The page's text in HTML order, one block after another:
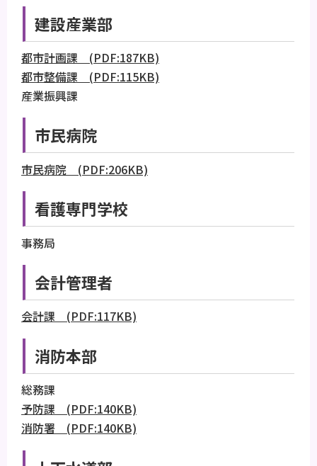
建設産業部
都市計画課 (PDF:187KB)
都市整備課 (PDF:115KB)
産業振興課
市民病院
市民病院 (PDF:206KB)
看護専門学校
事務局
会計管理者
会計課 (PDF:117KB)
消防本部
総務課
予防課 (PDF:140KB)
消防署 (PDF:140KB)